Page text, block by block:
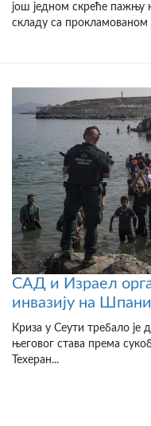
још једном скреће пажњу
складу са прокламованом
САД и Израел
инвазију на
Криза у Сеути требало је
његовог става према
Техеран...